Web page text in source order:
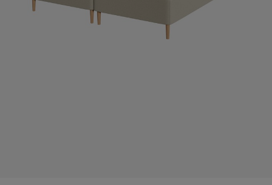
en accessoires